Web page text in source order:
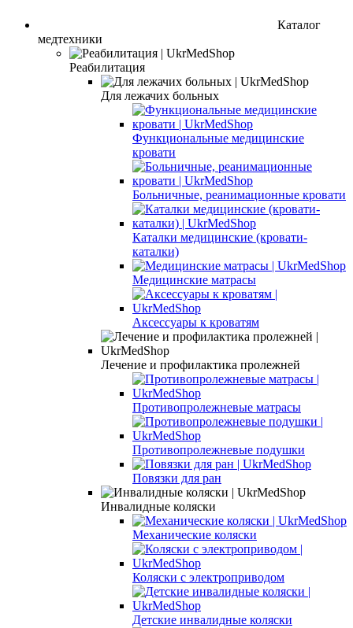
Каталог
медтехники
Реабилитация
Для лежачих больных
Функциональные медицинские
кровати
Больничные, реанимационные кровати
Каталки медицинские (кровати-
каталки)
Медицинские матрасы
Аксессуары к кроватям
Лечение и профилактика пролежней
Противопролежневые матрасы
Противопролежневые подушки
Повязки для ран
Инвалидные коляски
Механические коляски
Коляски с электроприводом
Детские инвалидные коляски